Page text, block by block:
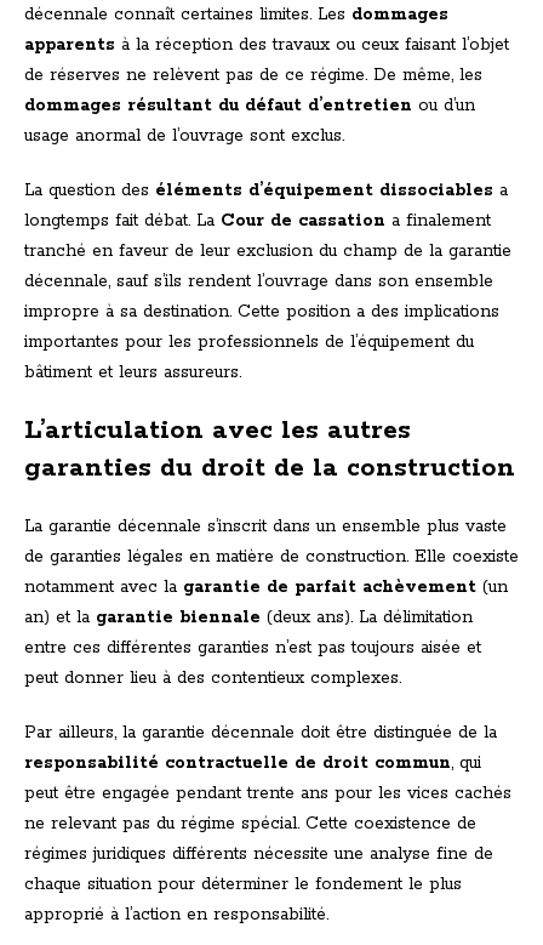
décennale connaît certaines limites. Les dommages
apparents à la réception des travaux ou ceux faisant l’objet
de réserves ne relèvent pas de ce régime. De même, les
dommages résultant du défaut d’entretien ou d’un
usage anormal de l’ouvrage sont exclus.
La question des éléments d’équipement dissociables a
longtemps fait débat. La Cour de cassation a finalement
tranché en faveur de leur exclusion du champ de la garantie
décennale, sauf s’ils rendent l’ouvrage dans son ensemble
impropre à sa destination. Cette position a des implications
importantes pour les professionnels de l’équipement du
bâtiment et leurs assureurs.
L’articulation avec les autres
garanties du droit de la construction
La garantie décennale s’inscrit dans un ensemble plus vaste
de garanties légales en matière de construction. Elle coexiste
notamment avec la garantie de parfait achèvement (un
an) et la garantie biennale (deux ans). La délimitation
entre ces différentes garanties n’est pas toujours aisée et
peut donner lieu à des contentieux complexes.
Par ailleurs, la garantie décennale doit être distinguée de la
responsabilité contractuelle de droit commun, qui
peut être engagée pendant trente ans pour les vices cachés
ne relevant pas du régime spécial. Cette coexistence de
régimes juridiques différents nécessite une analyse fine de
chaque situation pour déterminer le fondement le plus
approprié à l’action en responsabilité.